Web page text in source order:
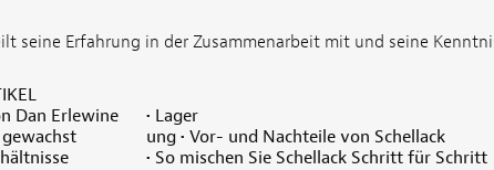
seine Erfahrung in der Zusammenarbeit mit und seine
Dan Erlewine
• Lager
ung • Vor- und Nachteile von Schellack
• So mischen Sie Schellack Schritt für Schritt